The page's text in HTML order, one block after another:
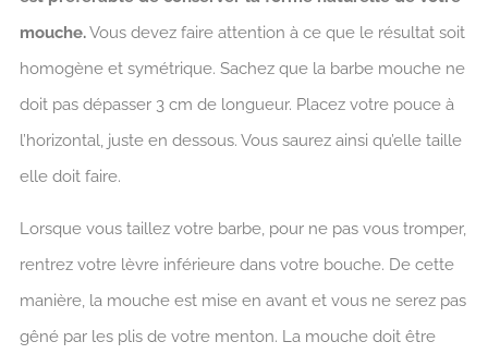
mouche.Vous devez faire attention à ce que le résultat soit
homogène et symétrique. Sachez que la barbe mouche ne
doit pas dépasser 3 cm de longueur. Placez votre pouce à
l’horizontal, juste en dessous. Vous saurez ainsi qu’elle taille
elle doit faire.
Lorsque vous taillez votre barbe, pour ne pas vous tromper,
rentrez votre lèvre inférieure dans votre bouche. De cette
manière, la mouche est mise en avant et vous ne serez pas
gêné par les plis de votre menton. La mouche doit être